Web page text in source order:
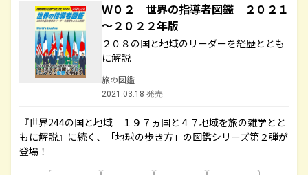
Ｗ０２ 世界の指導者図鑑 ２０２１
～２０２２年版
２０８の国と地域のリーダーを経歴ととも
に解説
旅の図鑑
2021.03.18 発売
『世界244の国と地域 １９７ヵ国と４７地域を旅の雑学とと
もに解説』に続く、「地球の歩き方」の図鑑シリーズ第２弾が
登場！